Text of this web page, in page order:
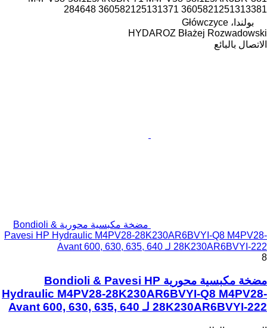
284648 360582125131371 3605821251313381
بولندا، Główczyce
HYDAROZ Błażej Rozwadowski
الاتصال بالبائع
مضخة مكبسية محورية Bondioli &
Pavesi HP Hydraulic M4PV28-28K230AR6BVYI-Q8 M4PV28-
28K230AR6BVYI-222 لـ Avant 600, 630, 635, 640
8
مضخة مكبسية محورية Bondioli & Pavesi HP
Hydraulic M4PV28-28K230AR6BVYI-Q8 M4PV28-
28K230AR6BVYI-222 لـ Avant 600, 630, 635, 640